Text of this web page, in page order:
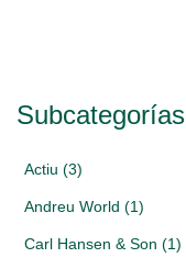
Subcategorías
Actiu (3)
Andreu World (1)
Carl Hansen & Son (1)